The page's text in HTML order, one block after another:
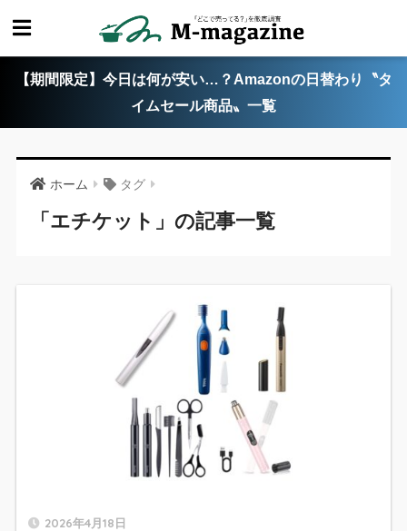
【期間限定】今日は何が安い…？Amazonの日替わり〝タ
イムセール商品〟一覧
ホーム タグ
「エチケット」の記事一覧
2026年4月18日